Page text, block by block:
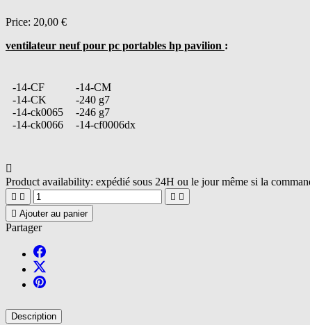
Price: 20,00 €
ventilateur neuf pour pc portables hp pavilion :
-14-CF
-14-CK
-14-ck0065
-14-ck0066
-14-CM
-240 g7
-246 g7
-14-cf0006dx

Product availability: expédié sous 24H ou le jour même si la
   
 Ajouter au panier
Partager
Description